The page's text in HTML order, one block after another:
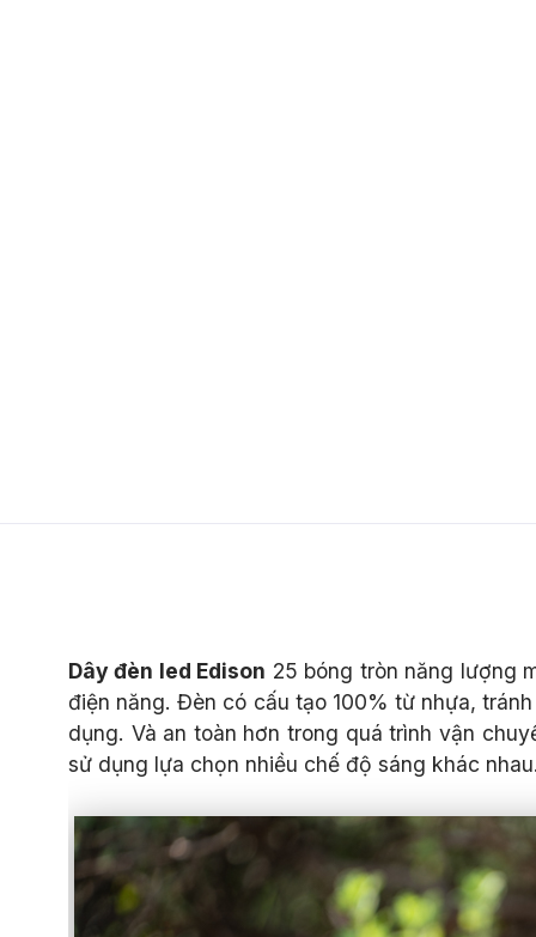
Dây đèn led Edison 25 bóng tròn năng lượng
điện năng. Đèn có cấu tạo 100% từ nhựa,
dụng. Và an toàn hơn trong quá trình vận
sử dụng lựa chọn nhiều chế độ sáng khác nhau.